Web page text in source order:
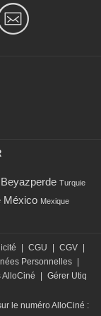
Beyazperde Turquie
México Mexique
CGU CGV
Personnelles
AlloCiné
Gérer Utiq
le numéro AlloCiné :